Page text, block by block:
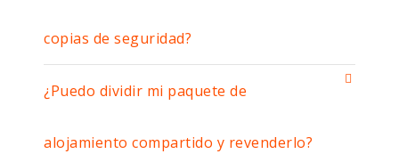
copias de seguridad?
¿Puedo dividir mi paquete de
alojamiento compartido y revenderlo?